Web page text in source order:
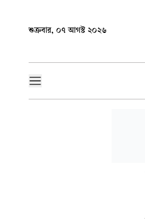
শুক্রবার, ০৭ আগস্ট ২০২৬